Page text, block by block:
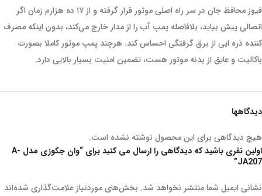
فیوز محافظ جان در سر راه اصلی موتور قرار گرفته و از ۱۷ ده هزارم زمان اگر
اتصالی پیش بیاید، بلافاصله پمپ آب را از مدار خارج می‌کند، بدون اینکه مصرف
کننده ذره ایی از برق گرفتگی احساس کند. هرچند پمپ موتور کاملا بصورت
باکالیت و عایق از بدنه موتور هست، تضمین امنیت بسیار بالایی دارد.
دیدگاهها
هیچ دیدگاهی برای این محصول نوشته نشده است.
اولین نفری باشید که دیدگاهی را ارسال می کنید برای “وان جکوزی مدل A-
JA207”
نشانی ایمیل شما منتشر نخواهد شد. بخش‌های موردنیاز علامت‌گذاری شده‌اند